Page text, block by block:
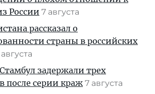
России 7 августа
рассказал о
страны в российских
задержали трех
после серии краж 7 августа